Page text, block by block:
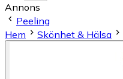
Annons
Peeling
Hem
Skönhet & Hälsa